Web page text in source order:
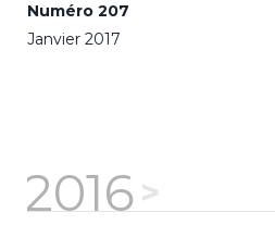
Numéro 207
Janvier 2017
2016